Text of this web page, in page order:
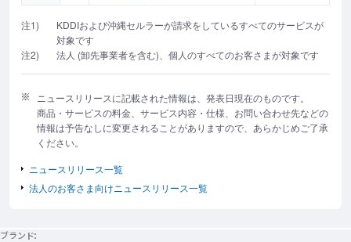
注1)
KDDIおよび沖縄セルラーが請求をしているすべてのサービスが
対象です
注2)
法人 (卸先事業者を含む)、個人のすべてのお客さまが対象です
ニュースリリースに記載された情報は、発表日現在のものです。
商品・サービスの料金、サービス内容・仕様、お問い合わせ先などの
情報は予告なしに変更されることがありますので、あらかじめご了承
ください。
ニュースリリース一覧
法人のお客さま向けニュースリリース一覧
ブランド